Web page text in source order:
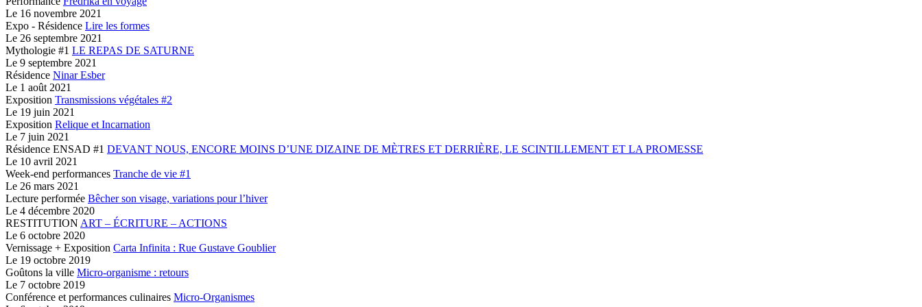
Le 16 novembre 2021
Expo - Résidence Lire les formes
Le 26 septembre 2021
Mythologie #1 LE REPAS DE SATURNE
Le 9 septembre 2021
Résidence Ninar Esber
Le 1 août 2021
Exposition Transmissions végétales #2
Le 19 juin 2021
Exposition Relique et Incarnation
Le 7 juin 2021
Résidence ENSAD #1 DEVANT NOUS, ENCORE MOINS D’UNE DIZAINE DE MÈTRES ET DERRIÈRE, LE SCINTILLEMENT ET LA PROMESSE
Le 10 avril 2021
Week-end performances Tranche de vie #1
Le 26 mars 2021
Lecture performée Bêcher son visage, variations pour l’hiver
Le 4 décembre 2020
RESTITUTION ART – ÉCRITURE – ACTIONS
Le 6 octobre 2020
Vernissage + Exposition Carta Infinita : Rue Gustave Goublier
Le 19 octobre 2019
Goûtons la ville Micro-organisme : retours
Le 7 octobre 2019
Conférence et performances culinaires Micro-Organismes